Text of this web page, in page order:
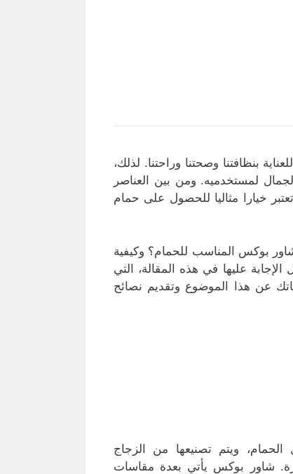
بنظافتنا وصحتنا وراحتنا. لذلك،
لمستخدميه. ومن بين العناصر
خيارا مثاليا للحصول على حمام
بوكس المناسب للحمام؟ وكيفية
عليها في هذه المقالة، التي
عن هذا الموضوع وتقديم نصائح
ويتم تصنيعها من الزجاج
شاور بوكس يأتي بعدة مقاسات